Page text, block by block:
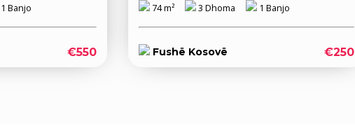
1 Banjo
€550
74 m² 3 Dhoma 1 Banjo
Fushë Kosovë €250